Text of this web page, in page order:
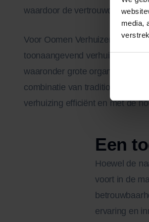
media,
waardoor de vertrouwde
Voor Oomen Verhuizers &
toonaangevend verhuisbedrijf.
waaronder grote organisaties
combinatie van traditionele
verhuizing efficiënt en met de
Een
Hoewel de
voort in de
ervaring en